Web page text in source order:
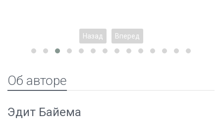
Назад Вперед
Об авторе
Эдит Байема